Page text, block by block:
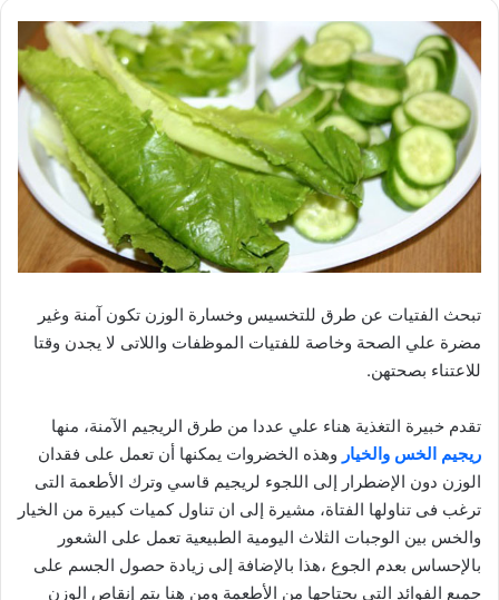
تبحث الفتيات عن طرق للتخسيس وخسارة الوزن تكون آمنة وغير
مضرة علي الصحة وخاصة للفتيات الموظفات واللاتى لا يجدن وقتا
للاعتناء بصحتهن.
تقدم خبيرة التغذية هناء علي عددا من طرق الريجيم الآمنة، منها
ريجيم الخس والخيار وهذه الخضروات يمكنها أن تعمل على فقدان
الوزن دون الإضطرار إلى اللجوء لريجيم قاسي وترك الأطعمة التى
ترغب فى تناولها الفتاة، مشيرة إلى ان تناول كميات كبيرة من الخيار
والخس بين الوجبات الثلاث اليومية الطبيعية تعمل على الشعور
بالإحساس بعدم الجوع ،هذا بالإضافة إلى زيادة حصول الجسم على
جميع الفوائد التى يحتاجها من الأطعمة ومن هنا يتم إنقاص الوزن